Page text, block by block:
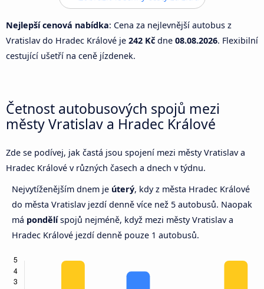
Nejlepší cenová nabídka: Cena za nejlevnější autobus z
Vratislav do Hradec Králové je 242 Kč dne 08.08.2026. Flexibilní
cestující ušetří na ceně jízdenek.
Četnost autobusových spojů mezi
městy Vratislav a Hradec Králové
Zde se podívej, jak častá jsou spojení mezi městy Vratislav a
Hradec Králové v různých časech a dnech v týdnu.
Nejvytíženějším dnem je úterý, kdy z města Hradec Králové
do města Vratislav jezdí denně více než 5 autobusů. Naopak
má pondělíspojů nejméně, když mezi městy Vratislav a
Hradec Králové jezdí denně pouze 1 autobusů.